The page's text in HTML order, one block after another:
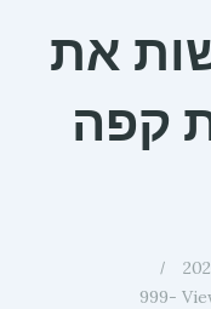
את
קפה
999